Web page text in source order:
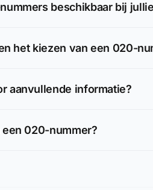
beschikbaar bij
het kiezen van een 020-
aanvullende informatie?
020-nummer?